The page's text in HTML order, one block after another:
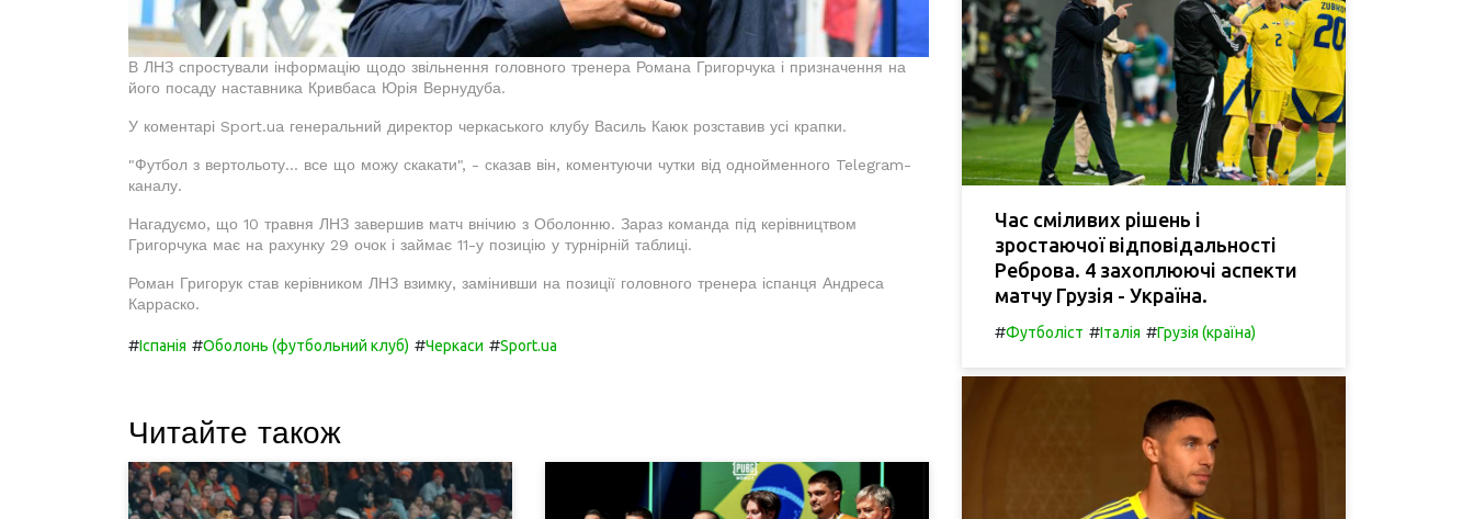
В ЛНЗ спростували інформацію щодо звільнення головного тренера Романа Григорчука і призначення на
його посаду наставника Кривбаса Юрія Вернудуба.
У коментарі Sport.ua генеральний директор черкаського клубу Василь Каюк розставив усі крапки.
"Футбол з вертольоту... все що можу скакати", - сказав він, коментуючи чутки від однойменного Telegram-
каналу.
Нагадуємо, що 10 травня ЛНЗ завершив матч внічию з Оболонню. Зараз команда під керівництвом
Григорчука має на рахунку 29 очок і займає 11-у позицію у турнірній таблиці.
Роман Григорук став керівником ЛНЗ взимку, замінивши на позиції головного тренера іспанця Андреса
Карраско.
#Іспанія #Оболонь (футбольний клуб) #Черкаси #Sport.ua
Читайте також
Час сміливих рішень і
зростаючої відповідальності
Реброва. 4 захоплюючі аспекти
матчу Грузія - Україна.
#Футболіст #Італія #Грузія (країна)